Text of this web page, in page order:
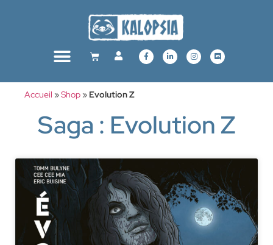
Accueil »Shop » Evolution Z
Saga : Evolution Z